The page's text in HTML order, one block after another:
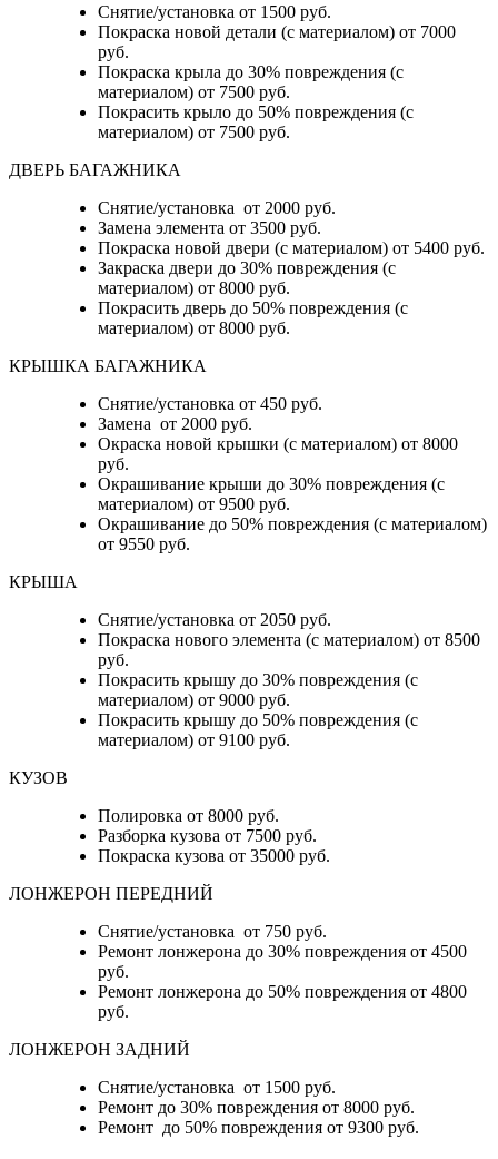
Снятие/установка от 1500 руб.
Покраска новой детали (с материалом) от 7000
руб.
Покраска крыла до 30% повреждения (с
материалом) от 7500 руб.
Покрасить крыло до 50% повреждения (с
материалом) от 7500 руб.
ДВЕРЬ БАГАЖНИКА
Снятие/установка от 2000 руб.
Замена элемента от 3500 руб.
Покраска новой двери (с материалом) от 5400 руб.
Закраска двери до 30% повреждения (с
материалом) от 8000 руб.
Покрасить дверь до 50% повреждения (с
материалом) от 8000 руб.
КРЫШКА БАГАЖНИКА
Снятие/установка от 450 руб.
Замена от 2000 руб.
Окраска новой крышки (с материалом) от 8000
руб.
Окрашивание крыши до 30% повреждения (с
материалом) от 9500 руб.
Окрашивание до 50% повреждения (с материалом)
от 9550 руб.
КРЫША
Снятие/установка от 2050 руб.
Покраска нового элемента (с материалом) от 8500
руб.
Покрасить крышу до 30% повреждения (с
материалом) от 9000 руб.
Покрасить крышу до 50% повреждения (с
материалом) от 9100 руб.
КУЗОВ
Полировка от 8000 руб.
Разборка кузова от 7500 руб.
Покраска кузова от 35000 руб.
ЛОНЖЕРОН ПЕРЕДНИЙ
Снятие/установка от 750 руб.
Ремонт лонжерона до 30% повреждения от 4500
руб.
Ремонт лонжерона до 50% повреждения от 4800
руб.
ЛОНЖЕРОН ЗАДНИЙ
Снятие/установка от 1500 руб.
Ремонт до 30% повреждения от 8000 руб.
Ремонт до 50% повреждения от 9300 руб.